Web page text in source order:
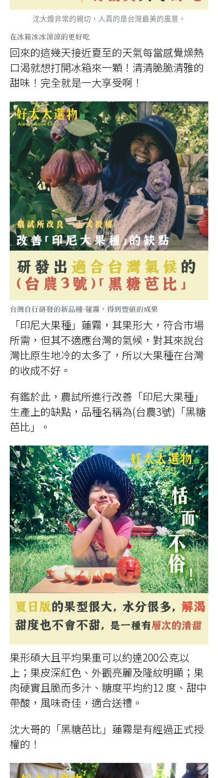
沈大嫂非常的親切，人真的是台灣最美的風景。
在冰箱冰冰涼涼的更好吃
回來的這幾天接近夏至的天氣每當感覺燥熱
口渴就想打開冰箱來一顆！清清脆脆清雅的
甜味！完全就是一大享受啊！
台灣自行研發的新品種-蓮霧，得到豐碩的成果
「印尼大果種」蓮霧，其果形大，符合市場
所需，但其不適應台灣的氣候，對其來說台
灣比原生地冷的太多了，所以大果種在台灣
的收成不好。
有鑑於此，農試所進行改善「印尼大果種」
生產上的缺點，品種名稱為(台農3號) 「黑糖
芭比」。
果形碩大且平均果重可以約達200公克以
上；果皮深紅色、外觀亮麗及隆紋明顯；果
肉硬實且脆而多汁、糖度平均約12 度、甜中
帶酸，風味奇佳，適合送禮。
沈大哥的「黑糖芭比」蓮霧是有經過正式授
權的！